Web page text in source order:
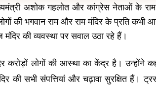
अशोक गहलोत और कांग्रेस नेताओं के
की भगवान राम और राम मंदिर के प्रति कभी
मंदिर की व्यवस्था पर सवाल उठा रहे हैं।
करोड़ों लोगों की आस्था का केंद्र है। उन्होंने
की सभी संपत्तियां और चढ़ावा सुरक्षित हैं।